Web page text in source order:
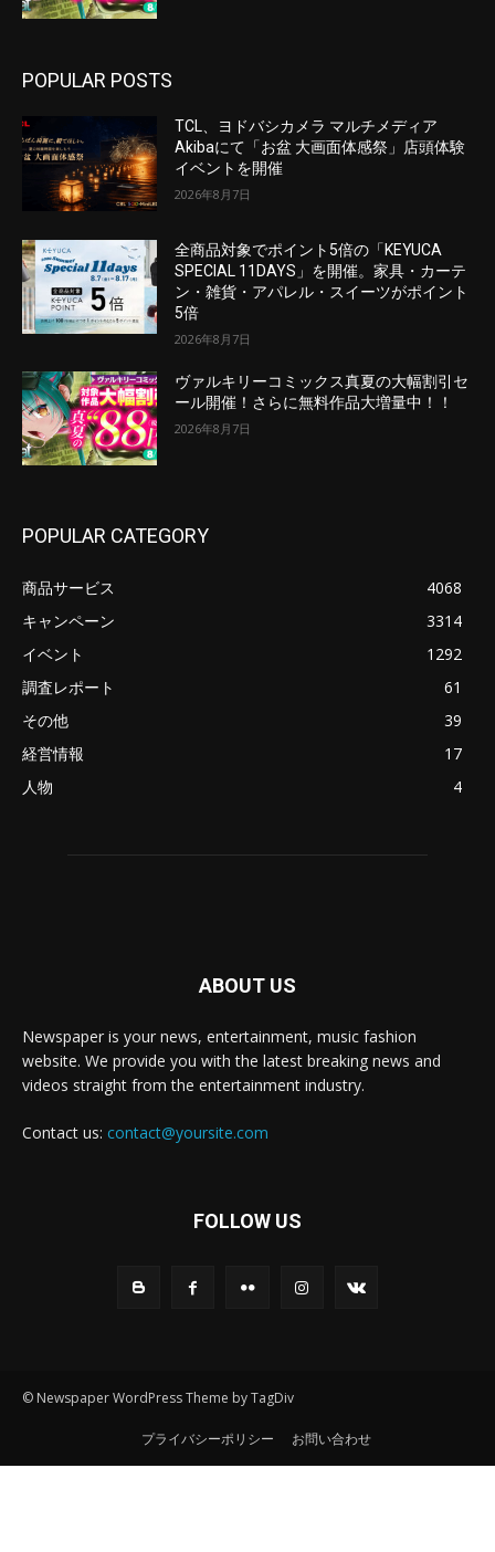
POPULAR POSTS
TCL、ヨドバシカメラ マルチメディア
Akibaにて「お盆 大画面体感祭」店頭体験
イベントを開催
2026年8月7日
全商品対象でポイント5倍の「KEYUCA
SPECIAL 11DAYS」を開催。家具・カーテ
ン・雑貨・アパレル・スイーツがポイント
5倍
2026年8月7日
ヴァルキリーコミックス真夏の大幅割引セ
ール開催！さらに無料作品大増量中！！
2026年8月7日
POPULAR CATEGORY
商品サービス
4068
キャンペーン
3314
イベント
1292
調査レポート
61
その他
39
経営情報
17
人物
4
ABOUT US
Newspaper is your news, entertainment, music fashion
website. We provide you with the latest breaking news and
videos straight from the entertainment industry.
Contact us: contact@yoursite.com
FOLLOW US
© Newspaper WordPress Theme by TagDiv
プライバシーポリシー お問い合わせ